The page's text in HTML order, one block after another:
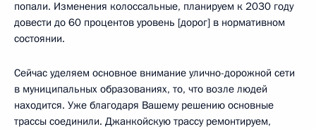
попали. Изменения колоссальные, планируем к 2030 году
довести до 60 процентов уровень [дорог] в нормативном
состоянии.
Сейчас уделяем основное внимание улично-дорожной сети
в муниципальных образованиях, то, что возле людей
находится. Уже благодаря Вашему решению основные
трассы соединили. Джанкойскую трассу ремонтируем,